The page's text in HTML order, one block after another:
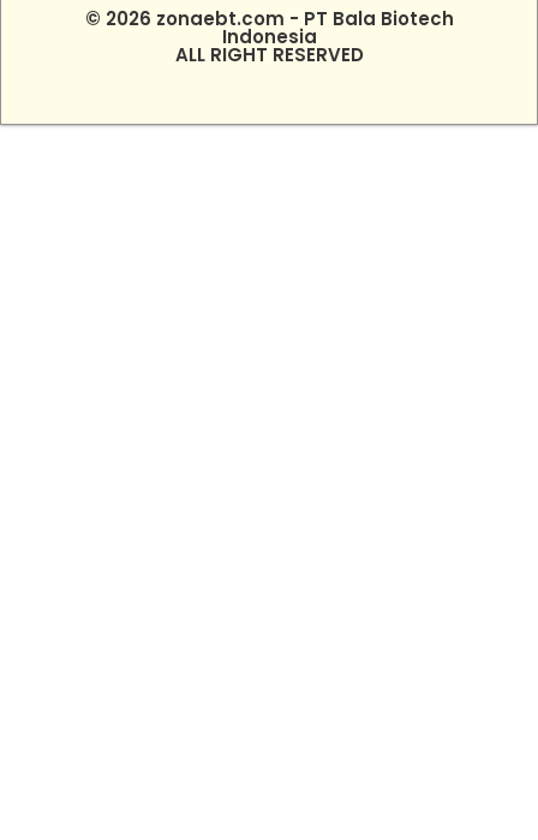
© 2026 zonaebt.com - PT Bala Biotech
Indonesia
ALL RIGHT RESERVED